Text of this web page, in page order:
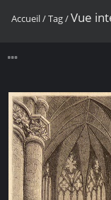
Accueil/Tag/Vue